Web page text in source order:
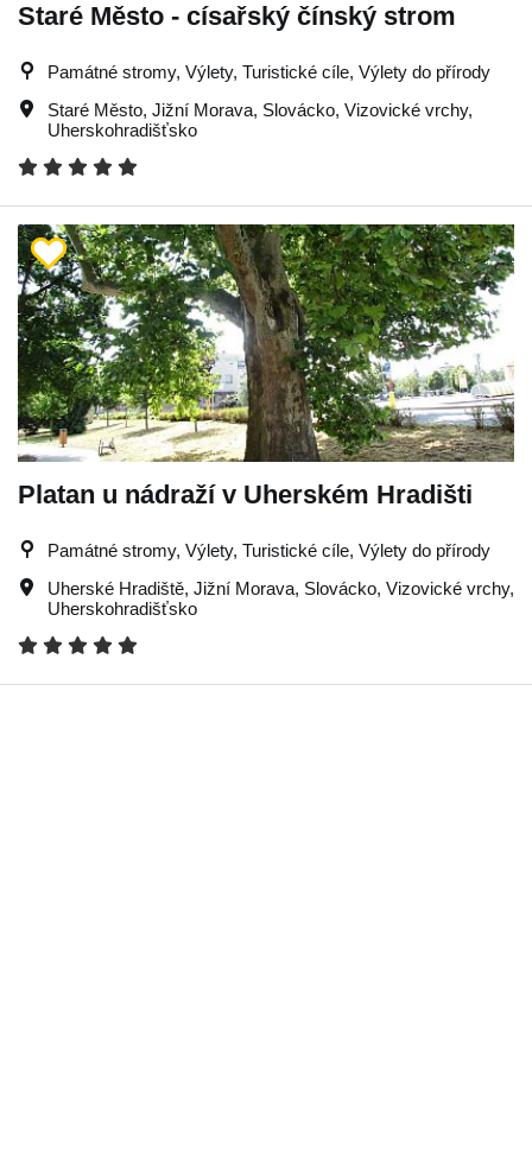
Staré Město - císařský čínský strom
Památné stromy, Výlety, Turistické cíle, Výlety do přírody
Staré Město, Jižní Morava, Slovácko, Vizovické vrchy,
Uherskohradišťsko
Platan u nádraží v Uherském Hradišti
Památné stromy, Výlety, Turistické cíle, Výlety do přírody
Uherské Hradiště, Jižní Morava, Slovácko, Vizovické vrchy,
Uherskohradišťsko